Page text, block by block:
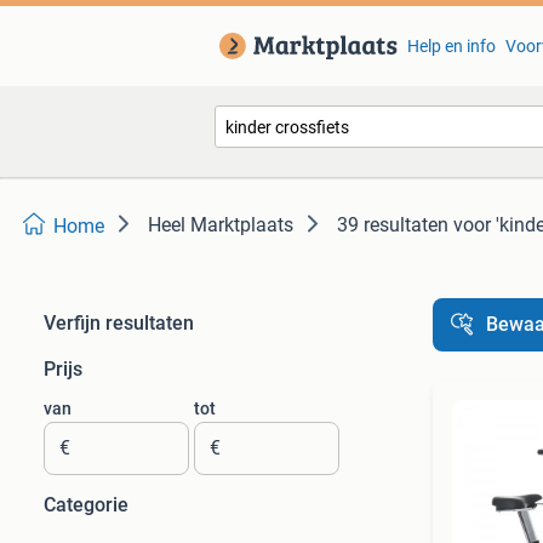
Help en info
Home Heel Marktplaats 39 resultaten voor
Verfijn resultaten
Prijs
van
€
tot
€
Categorie